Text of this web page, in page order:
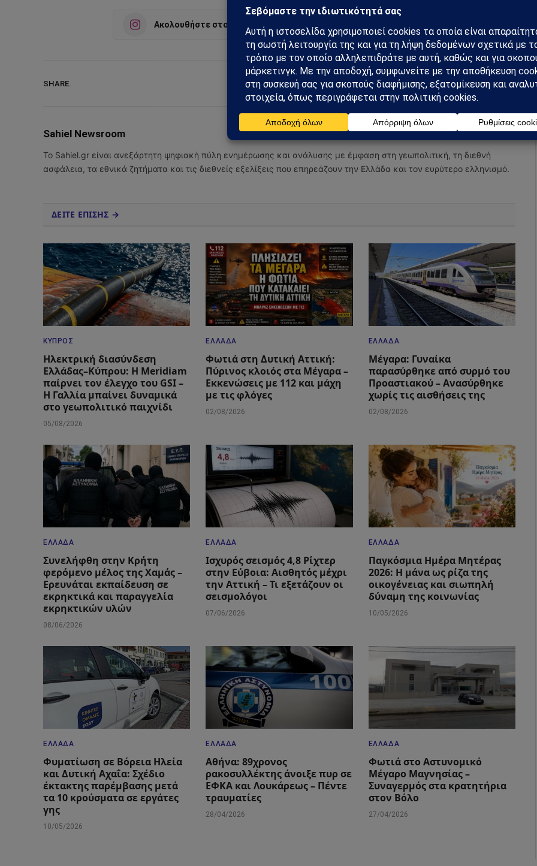
Ακολουθήστε στο Instagram
SHARE.
Facebook Twitter Pinterest
Sahiel Newsroom Facebook
X
(Twitter)
PinterestInstagram
Tumblr
Το Sahiel.gr είναι ανεξάρτητη ψηφιακή πύλη ενημέρωσης και ανάλυσης με έμφαση στη γεωπολιτική, τη διεθνή
ασφάλεια, τα εθνικά ζητήματα και τις διεθνείς εξελίξεις που επηρεάζουν την Ελλάδα και τον ευρύτερο ελληνισμό.
ΔΕΙΤΕ ΕΠΙΣΗΣ →
ΚΎΠΡΟΣ
Ηλεκτρική διασύνδεση
Ελλάδας–Κύπρου: Η Meridiam
παίρνει τον έλεγχο του GSI –
Η Γαλλία μπαίνει δυναμικά
στο γεωπολιτικό παιχνίδι
05/08/2026
ΕΛΛΆΔΑ
Φωτιά στη Δυτική Αττική:
Πύρινος κλοιός στα Μέγαρα –
Εκκενώσεις με 112 και μάχη
με τις φλόγες
02/08/2026
ΕΛΛΆΔΑ
Μέγαρα: Γυναίκα
παρασύρθηκε από συρμό του
Προαστιακού – Ανασύρθηκε
χωρίς τις αισθήσεις της
02/08/2026
ΕΛΛΆΔΑ
Συνελήφθη στην Κρήτη
φερόμενο μέλος της Χαμάς –
Ερευνάται εκπαίδευση σε
εκρηκτικά και παραγγελία
εκρηκτικών υλών
08/06/2026
ΕΛΛΆΔΑ
Ισχυρός σεισμός 4,8 Ρίχτερ
στην Εύβοια: Αισθητός μέχρι
την Αττική – Τι εξετάζουν οι
σεισμολόγοι
07/06/2026
ΕΛΛΆΔΑ
Παγκόσμια Ημέρα Μητέρας
2026: Η μάνα ως ρίζα της
οικογένειας και σιωπηλή
δύναμη της κοινωνίας
10/05/2026
ΕΛΛΆΔΑ
Φυματίωση σε Βόρεια Ηλεία
και Δυτική Αχαΐα: Σχέδιο
έκτακτης παρέμβασης μετά
τα 10 κρούσματα σε εργάτες
γης
10/05/2026
ΕΛΛΆΔΑ
Αθήνα: 89χρονος
ρακοσυλλέκτης άνοιξε πυρ σε
ΕΦΚΑ και Λουκάρεως – Πέντε
τραυματίες
28/04/2026
ΕΛΛΆΔΑ
Φωτιά στο Αστυνομικό
Μέγαρο Μαγνησίας –
Συναγερμός στα κρατητήρια
στον Βόλο
27/04/2026